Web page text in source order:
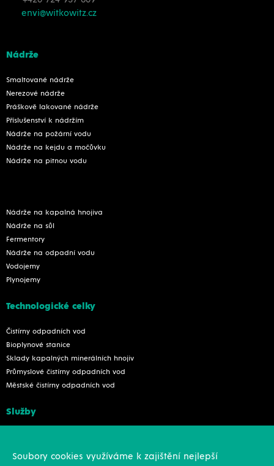
envi@witkowitz.cz
Nádrže
Smaltované nádrže
Nerezové nádrže
Práškově lakované nádrže
Příslušenství k nádržím
Nádrže na požární vodu
Nádrže na kejdu a močůvku
Nádrže na pitnou vodu
Nádrže na kapalná hnojiva
Nádrže na sůl
Fermentory
Nádrže na odpadní vodu
Vodojemy
Plynojemy
Technologické celky
Čistírny odpadních vod
Bioplynové stanice
Sklady kapalných minerálních hnojiv
Průmyslové čistírny odpadních vod
Městské čistírny odpadních vod
Služby
Soubory cookies využíváme k zajištění nejlepší